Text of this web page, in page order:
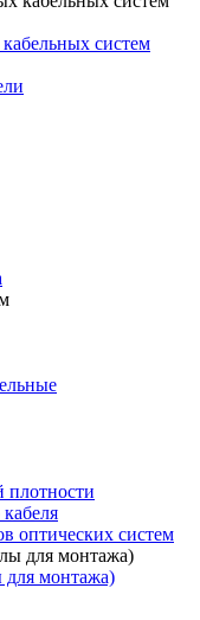
систем
плотности
оптических систем
монтажа)